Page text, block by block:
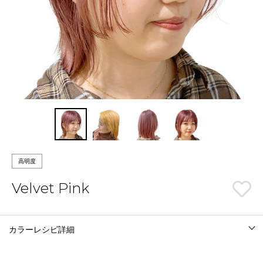
高明度
Velvet Pink
カラーレシピ詳細